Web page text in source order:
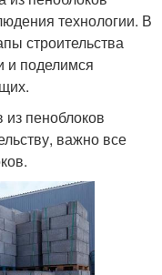
технологии. В
строительства
и поделимся
пеноблоков
важно все